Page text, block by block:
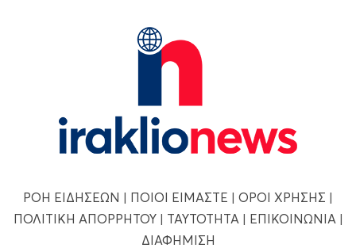
ΡΟΗ ΕΙΔΗΣΕΩΝ | ΠΟΙΟΙ ΕΙΜΑΣΤΕ | ΟΡΟΙ ΧΡΗΣΗΣ |
ΠΟΛΙΤΙΚΗ ΑΠΟΡΡΗΤΟΥ| ΤΑΥΤΟΤΗΤΑ | ΕΠΙΚΟΙΝΩΝΙΑ |
ΔΙΑΦΗΜΙΣΗ